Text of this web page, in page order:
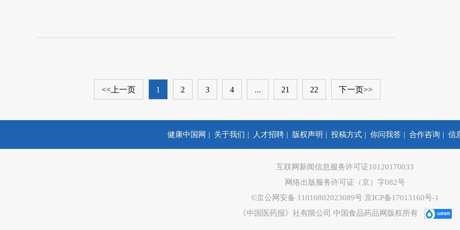
<<上一页 1 2 3 4 ... 21 22 下一页>>
健康中国网 关于我们 人才招聘 版权声明 投稿方式 你问我答 合作咨询 信
互联网新闻信息服务许可证10120170033
网络出版服务许可证（京）字082号
©京公网安备 11010802023089号 京ICP备17013160号-1
《中国医药报》社有限公司 中国食品药品网版权所有